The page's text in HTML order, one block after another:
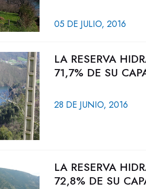
05 DE JULIO, 2016
LA RESERVA
71,7% DE SU
28 DE JUNIO, 2016
LA RESERVA
72,8% DE SU